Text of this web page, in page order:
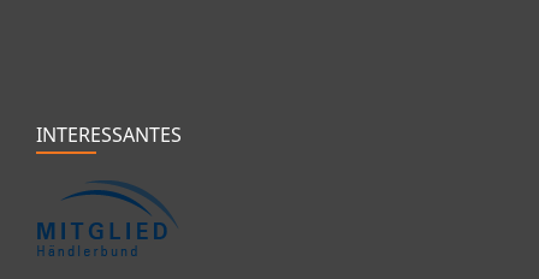
INTERESSANTES